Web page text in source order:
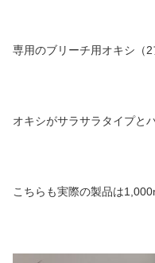
専用のブリーチ用オキシ（2
オキシがサラサラタイプと
こちらも実際の製品は